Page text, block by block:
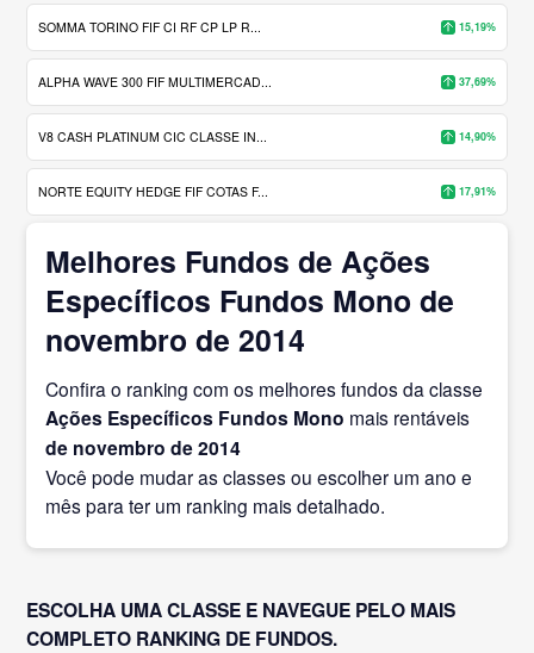
SOMMA TORINO FIF CI RF CP LP R... 15,19%
ALPHA WAVE 300 FIF MULTIMERCAD... 37,69%
V8 CASH PLATINUM CIC CLASSE IN... 14,90%
NORTE EQUITY HEDGE FIF COTAS F... 17,91%
Melhores Fundos de Ações
Específicos Fundos Mono de
novembro de 2014
Confira o ranking com os melhores fundos da classe
Ações Específicos Fundos Mono mais rentáveis
de novembro de 2014
Você pode mudar as classes ou escolher um ano e
mês para ter um ranking mais detalhado.
ESCOLHA UMA CLASSE E NAVEGUE PELO MAIS
COMPLETO RANKING DE FUNDOS.